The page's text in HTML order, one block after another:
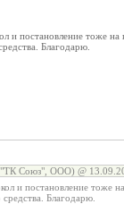
и постановление тоже
Благодарю.
Союз", ООО) @
и постановление тоже
Благодарю.